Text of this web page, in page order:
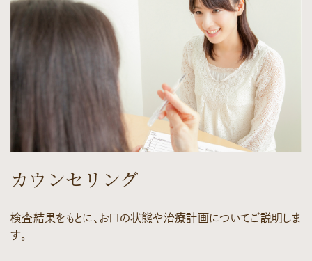
カウンセリング
検査結果をもとに、お口の状態や治療計画についてご説明しま
す。